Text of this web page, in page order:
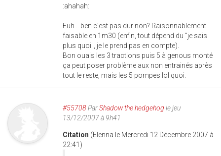
:ahahah:
Euh... ben c'est pas dur non? Raisonnablement
faisable en 1m30 (enfin, tout dépend du "je sais
plus quoi", je le prend pas en compte).
Bon ouais les 3 tractions puis 5 à genous monté
ça peut poser problème aux non entrainés après
tout le reste, mais les 5 pompes lol quoi.
#55708ParShadow the hedgehog le jeu
13/12/2007 à 9h41
Citation (Elenna le Mercredi 12 Décembre 2007 à
22:41)